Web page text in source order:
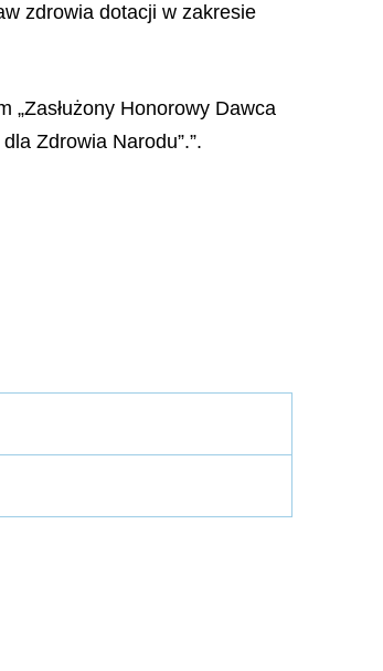
zdrowia dotacji w zakresie
„Zasłużony Honorowy Dawca
Zdrowia Narodu”.”.